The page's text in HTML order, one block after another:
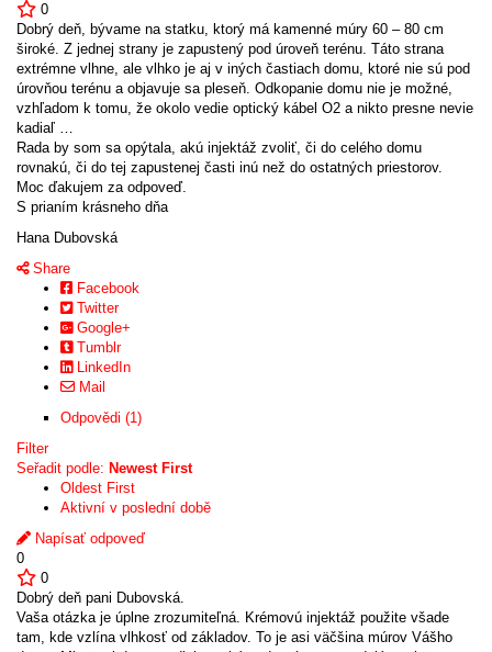
0
Dobrý deň, bývame na statku, ktorý má kamenné múry 60 – 80 cm
široké. Z jednej strany je zapustený pod úroveň terénu. Táto strana
extrémne vlhne, ale vlhko je aj v iných častiach domu, ktoré nie sú pod
úrovňou terénu a objavuje sa pleseň. Odkopanie domu nie je možné,
vzhľadom k tomu, že okolo vedie optický kábel O2 a nikto presne nevie
kadiaľ …
Rada by som sa opýtala, akú injektáž zvoliť, či do celého domu
rovnakú, či do tej zapustenej časti inú než do ostatných priestorov.
Moc ďakujem za odpoveď.
S prianím krásneho dňa
Hana Dubovská
Share
Facebook
Twitter
Google+
Tumblr
LinkedIn
Mail
Odpovědi (1)
Filter
Seřadit podle: Newest First
Oldest First
Aktivní v poslední době
Napísať odpoveď
0
0
Dobrý deň pani Dubovská.
Vaša otázka je úplne zrozumiteľná. Krémovú injektáž použite všade
tam, kde vzlína vlhkosť od základov. To je asi väčšina múrov Vášho